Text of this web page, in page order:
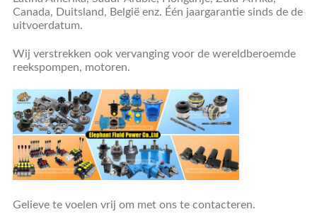
Canada, Duitsland, België enz. Één jaargarantie sinds de de
uitvoerdatum.
Wij verstrekken ook vervanging voor de wereldberoemde
reekspompen, motoren.
Gelieve te voelen vrij om met ons te contacteren.